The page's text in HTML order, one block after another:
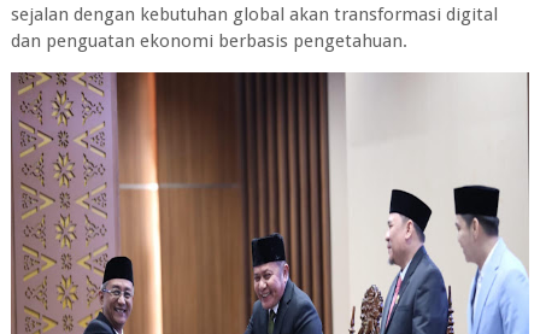
sejalan dengan kebutuhan global akan transformasi digital
dan penguatan ekonomi berbasis pengetahuan.